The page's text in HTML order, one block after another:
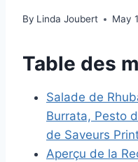
By Linda Joubert May
Table des
Salade de
Burrata, Pesto
de Saveurs
Aperçu de la